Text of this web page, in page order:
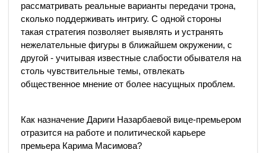
рассматривать реальные варианты передачи трона,
сколько поддерживать интригу. С одной стороны
такая стратегия позволяет выявлять и устранять
нежелательные фигуры в ближайшем окружении, с
другой - учитывая известные слабости обывателя на
столь чувствительные темы, отвлекать
общественное мнение от более насущных проблем.
Как назначение Дариги Назарбаевой вице-премьером
отразится на работе и политической карьере
премьера Карима Масимова?